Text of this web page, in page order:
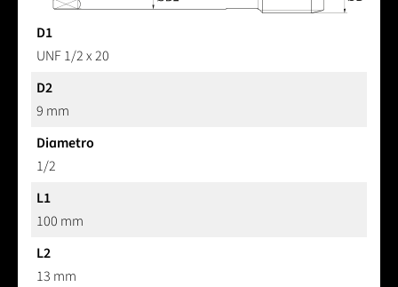
D1
UNF 1/2 x 20
D2
9 mm
Diametro
1/2
L1
100 mm
L2
13 mm